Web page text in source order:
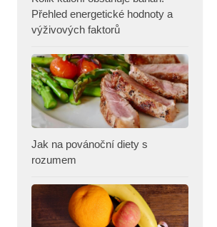
Přehled energetické hodnoty a
výživových faktorů
Jak na povánoční diety s
rozumem